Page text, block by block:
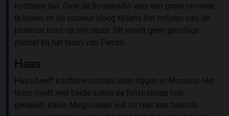
kostbare tijd. Over de boordradio was een grote onvrede
te horen en de coureur sloeg tijdens het inrijden van de
pitstraat hard op zijn stuur. Dit wordt geen gezellige
debriefbij het team van Ferrari.
Haas
Haas heeft kostbare punten laten liggen in Monaco. Het
team heeft met beide auto's de finishstreep niet
gehaald. Kevin Magnussen viel uit met een falende